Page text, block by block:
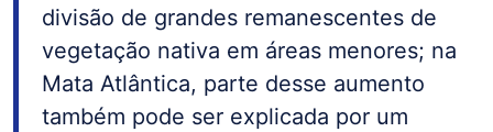
divisão de grandes remanescentes de
vegetação nativa em áreas menores; na
Mata Atlântica, parte desse aumento
também pode ser explicada por um